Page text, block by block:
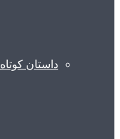
داستان کوتاه